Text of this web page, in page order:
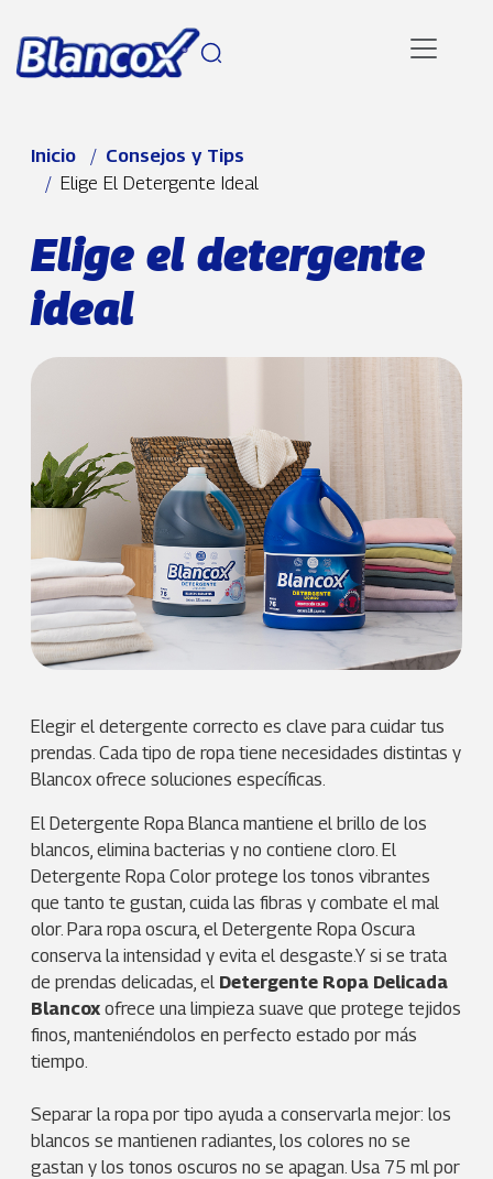
Ruta de navegación
Inicio
Consejos y Tips
Elige El Detergente Ideal
Elige el detergente
ideal
Elegir el detergente correcto es clave para cuidar tus
prendas. Cada tipo de ropa tiene necesidades distintas y
Blancox ofrece soluciones específicas.
El Detergente Ropa Blanca mantiene el brillo de los
blancos, elimina bacterias y no contiene cloro. El
Detergente Ropa Color protege los tonos vibrantes
que tanto te gustan, cuida las fibras y combate el mal
olor. Para ropa oscura, el Detergente Ropa Oscura
conserva la intensidad y evita el desgaste.Y si se trata
de prendas delicadas, el Detergente Ropa Delicada
Blancox ofrece una limpieza suave que protege tejidos
finos, manteniéndolos en perfecto estado por más
tiempo.
Separar la ropa por tipo ayuda a conservarla mejor: los
blancos se mantienen radiantes, los colores no se
gastan y los tonos oscuros no se apagan. Usa 75 ml por